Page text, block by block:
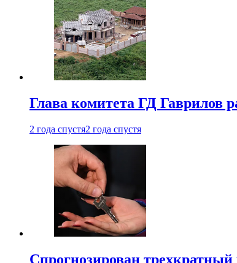
Глава комитета ГД Гаврилов
2 года спустя2 года спустя
Спрогнозирован